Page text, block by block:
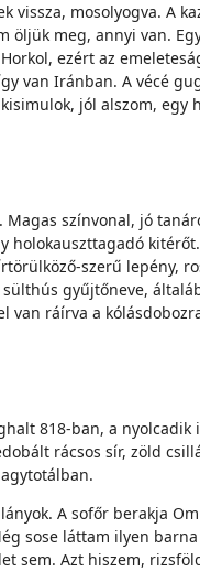
mosolyogva. A
öljük meg, annyi van.
ezért az
van Iránban. A vécé
jól alszom,
színvonal, jó
holokauszttagadó
szerű lepény,
gyűjtőneve,
van ráírva a
818-ban, a
rácsos sír, zöld
A sofőr berakja
sose láttam ilyen
sem. Azt hiszem,